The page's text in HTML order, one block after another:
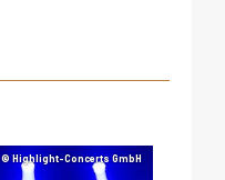
© Highlight-Concerts GmbH